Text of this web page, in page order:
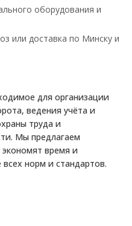
оборудования и
или доставка по Минску и
для организации
ведения учёта и
труда и
Мы предлагаем
время и
норм и стандартов.